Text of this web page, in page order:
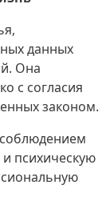
данных
Она
с согласия
законом.
психическую